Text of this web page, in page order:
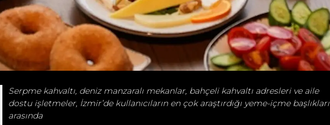
Serpme kahvaltı, deniz manzaralı mekanlar, bahçeli kahvaltı adresleri ve aile
dostu işletmeler, İzmir’de kullanıcıların en çok araştırdığı yeme-içme başlıkları
arasında